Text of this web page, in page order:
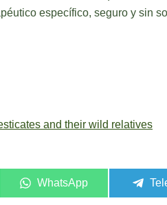
específico, seguro y sin
and their wild relatives
WhatsApp